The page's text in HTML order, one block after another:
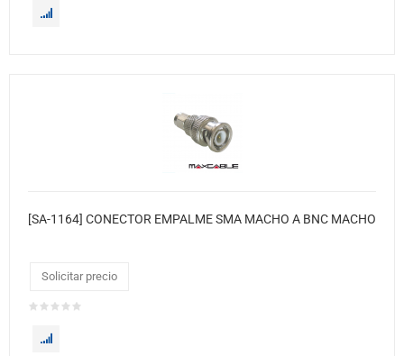
[SA-1164] CONECTOR EMPALME SMA MACHO A BNC MACHO
Solicitar precio